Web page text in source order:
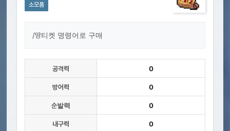
소모품
/땅티켓 명령어로 구매
공격력 0
방어력 0
순발력 0
내구력 0